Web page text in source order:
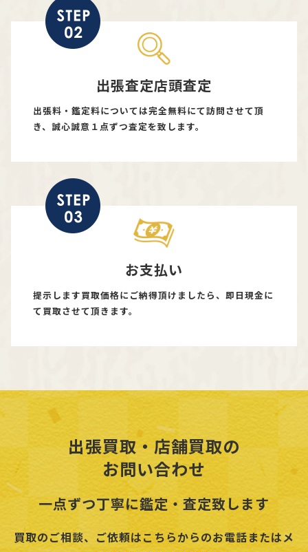
出張査定店頭査定
出張料・鑑定料については完全無料にて訪問させて頂
き、誠心誠意１点ずつ査定を致します。
お支払い
提示します買取価格にご納得頂けましたら、即日現金に
て買取させて頂きます。
出張買取・店舗買取の
お問い合わせ
一点ずつ丁寧に鑑定・査定致します
買取のご相談、ご依頼はこちらからのお電話またはメ